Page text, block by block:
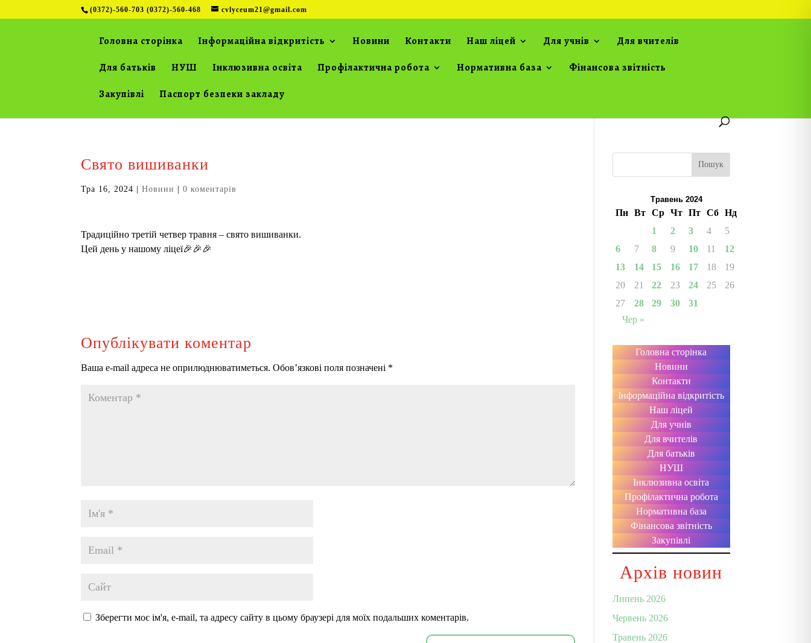
(0372)-560-703 (0372)-560-468 cvlyceum21@gmail.com
Головна сторінка Інформаційна відкритість Новини Контакти Наш ліцей Для учнів
Для вчителів
Для батьків
НУШ Інклюзивна освіта Профілактична робота Нормативна база
Фінансова звітність
Закупівлі
Паспорт безпеки закладу
Свято вишиванки
Тра 16, 2024 |Новини |0 коментарів
Традиційно третій четвер травня – свято вишиванки.
Цей день у нашому ліцеї🎉🎉🎉
Опублікувати коментар
Ваша e-mail адреса не оприлюднюватиметься. Обов’язкові поля позначені *
Зберегти моє ім'я, e-mail, та адресу сайту в цьому браузері для моїх подальших коментарів.
Пошук
Травень 2024
Пн Вт Ср Чт Пт Сб Нд
1
2 3 4
5
6
7 8 9 10 11
12
13
14 15 16 17 18
19
20
21 22 23 24 25
26
27
28 29 30
31
Чер »
Головна сторінка
Новини
Контакти
Інформаційна відкритість
Наш ліцей
Для учнів
Для вчителів
Для батьків
НУШ
Інклюзивна освіта
Профілактична робота
Нормативна база
Фінансова звітність
Закупівлі
Архів новин
Липень 2026
Червень 2026
Травень 2026